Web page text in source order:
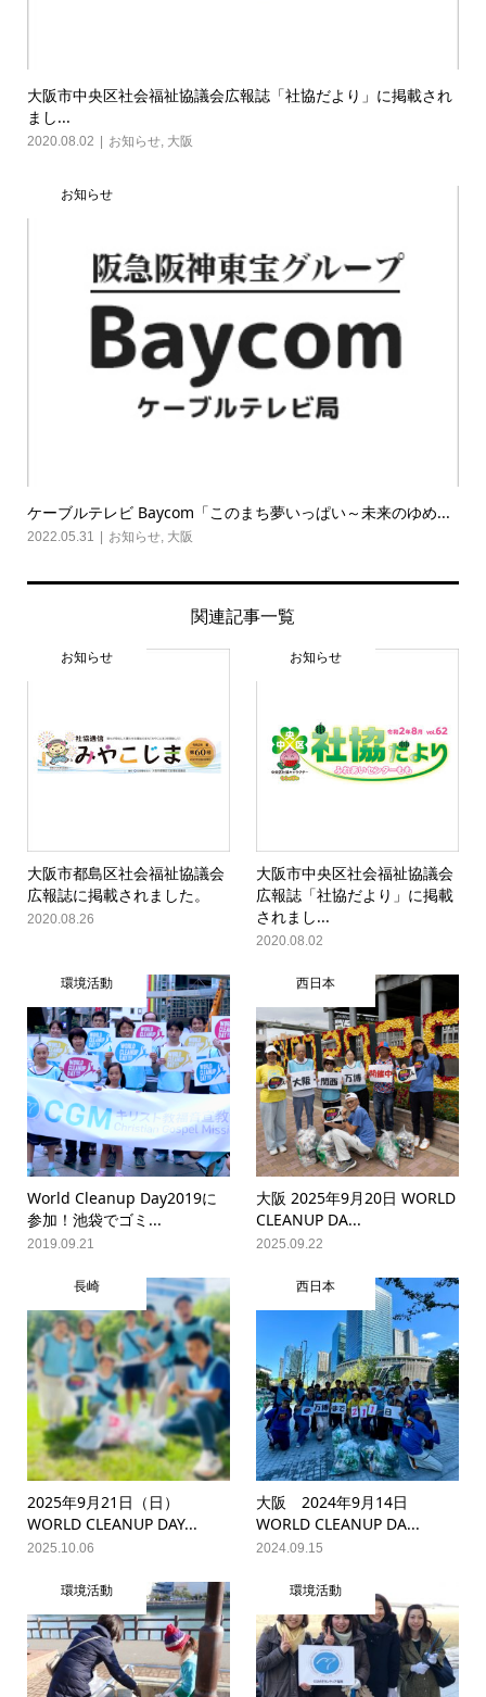
大阪市中央区社会福祉協議会広報誌「社協だより」に掲載され
まし...
2020.08.02 お知らせ, 大阪
お知らせ
ケーブルテレビ Baycom「このまち夢いっぱい～未来のゆめ...
2022.05.31 お知らせ, 大阪
関連記事一覧
お知らせ
大阪市都島区社会福祉協議会
広報誌に掲載されました。
2020.08.26
お知らせ
大阪市中央区社会福祉協議会
広報誌「社協だより」に掲載
されまし...
2020.08.02
環境活動
World Cleanup Day2019に
参加！池袋でゴミ...
2019.09.21
西日本
大阪 2025年9月20日 WORLD
CLEANUP DA...
2025.09.22
長崎
2025年9月21日（日）
WORLD CLEANUP DAY...
2025.10.06
西日本
大阪 2024年9月14日
WORLD CLEANUP DA...
2024.09.15
環境活動 環境活動